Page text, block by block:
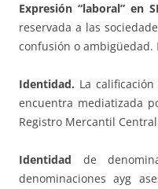
Expresión “laboral” en
reservada a las
confusión o ambigüedad.
Identidad. La
encuentra mediatizada
Registro Mercantil
Identidad de
denominaciones ayg